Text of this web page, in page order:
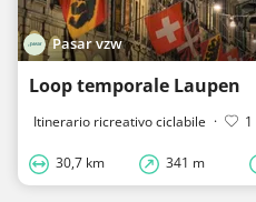
Pasar vzw
Loop temporale Laupen
Itinerario ricreativo ciclabile · 1
30,7 km 341 m